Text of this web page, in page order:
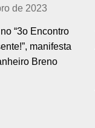
de 2023
“3o Encontro
manifesta
Breno